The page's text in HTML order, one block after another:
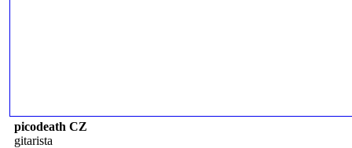
picodeath CZ
gitarista